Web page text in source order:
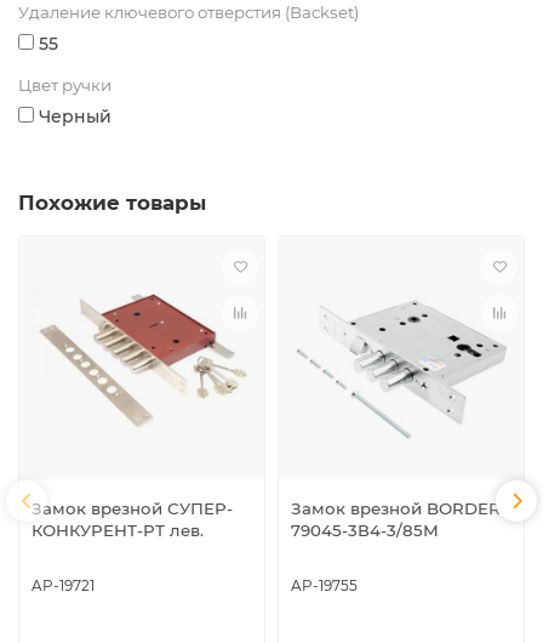
Удаление ключевого отверстия (Backset)
55
Цвет ручки
Черный
Похожие товары
Замок врезной СУПЕР-
КОНКУРЕНТ-РТ лев.
AP-19721
Замок врезной BORDER
79045-3В4-3/85М
AP-19755